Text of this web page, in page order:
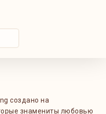
создано на
знамениты любовью